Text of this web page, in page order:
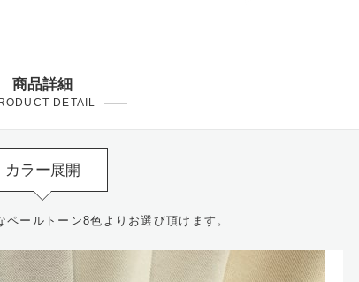
商品詳細
DETAIL
カラー展開
ールトーン8色よりお選び頂けます。